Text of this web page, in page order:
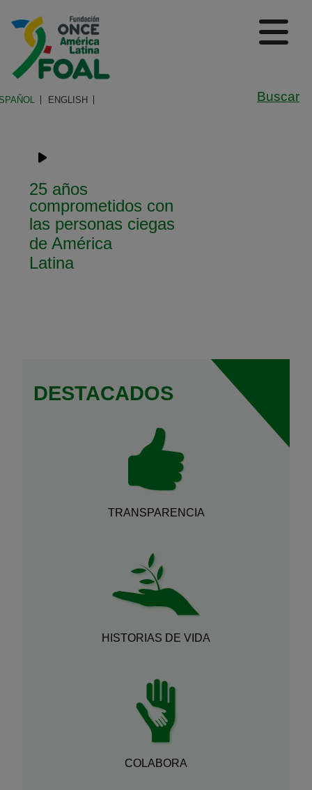
Buscar
Logo de Fundación ONCE
ENGLISH
25 años
comprometidos con
las personas ciegas
de América
Latina
DESTACADOS
TRANSPARENCIA
HISTORIAS DE VIDA
COLABORA